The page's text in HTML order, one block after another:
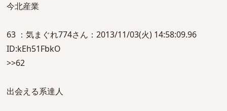
今北産業
63 ：気まぐれ774さん：2013/11/03(火) 14:58:09.96
ID:kEh51FbkO
>>62
出会える系達人